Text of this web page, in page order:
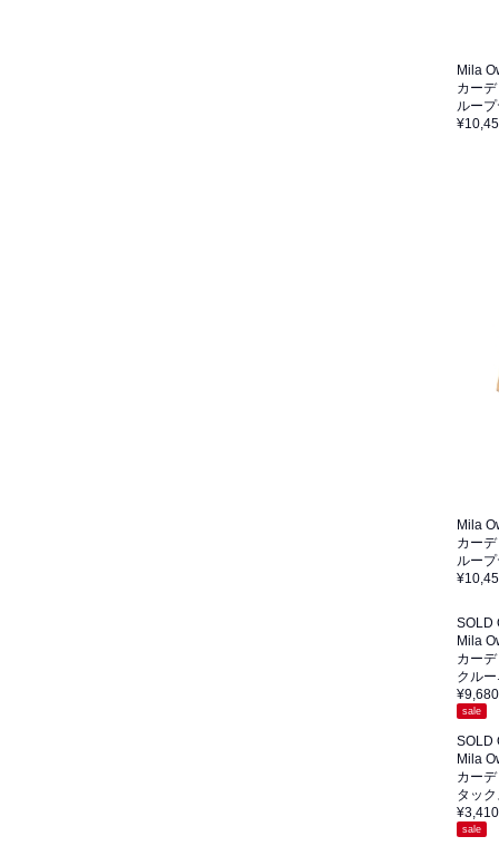
Mila
カー
ルー
Mila
カー
ルー
SOLD
Mila
カー
クル
¥9,680
sale
SOLD
Mila
カー
タッ
¥3,410
sale